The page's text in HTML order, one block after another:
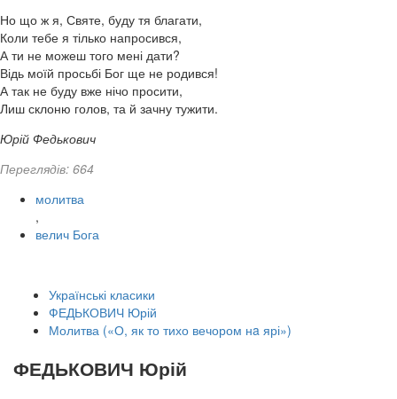
Но що ж я, Святе, буду тя благати,
Коли тебе я тілько напросився,
А ти не можеш того мені дати?
Відь моїй просьбі Бог ще не родився!
А так не буду вже нічо просити,
Лиш склоню голов, та й зачну тужити.
Юрій Федькович
Переглядів: 664
молитва
,
велич Бога
Українські класики
ФЕДЬКОВИЧ Юрій
Молитва («О, як то тихо вечором нa ярі»)
ФЕДЬКОВИЧ Юрій